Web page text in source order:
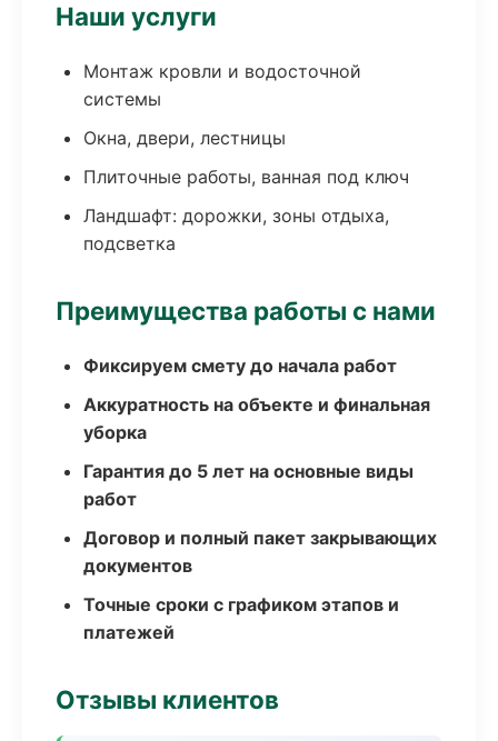
Наши услуги
Монтаж кровли и водосточной
системы
Окна, двери, лестницы
Плиточные работы, ванная под ключ
Ландшафт: дорожки, зоны отдыха,
подсветка
Преимущества работы с нами
Фиксируем смету до начала работ
Аккуратность на объекте и финальная
уборка
Гарантия до 5 лет на основные виды
работ
Договор и полный пакет закрывающих
документов
Точные сроки с графиком этапов и
платежей
Отзывы клиентов